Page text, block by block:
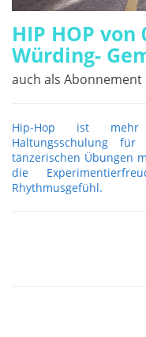
HIP HOP von
Würding-
auch als Abonnement
Hip-Hop ist mehr
Haltungsschulung
tänzerischen Übungen
die
Rhythmusgefühl.